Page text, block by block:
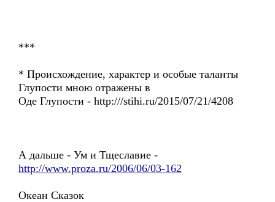
***
* Происхождение, характер и особые таланты
Глупости мною отражены в
Оде Глупости - http:///stihi.ru/2015/07/21/4208
А дальше - Ум и Тщеславие -
http://www.proza.ru/2006/06/03-162
Океан Сказок